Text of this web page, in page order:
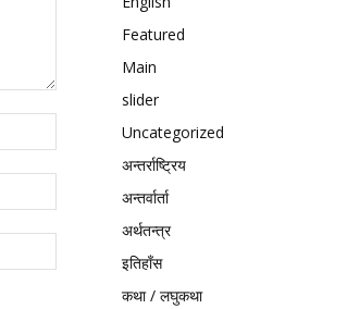
Featured
Main
slider
Uncategorized
अन्तर्राष्ट्रिय
अन्तर्वार्ता
अर्थतन्त्र
इतिहाँस
कथा / लघुकथा